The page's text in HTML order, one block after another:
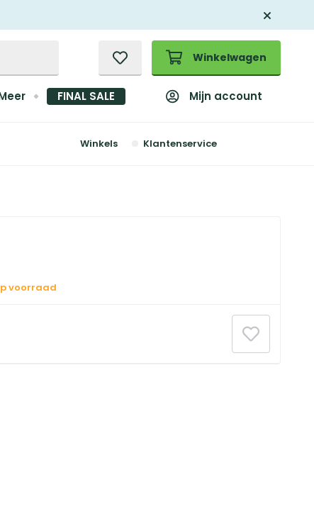
Winkelwagen
FINAL SALE Mijn account
Winkels Klantenservice
voorraad